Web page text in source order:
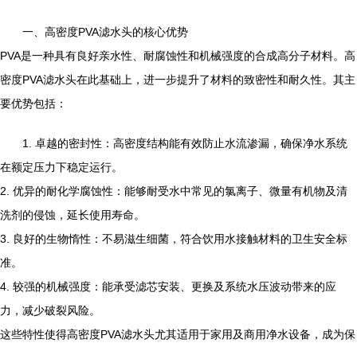
一、高密度PVA滤水头的核心优势
PVA是一种具有良好亲水性、耐腐蚀性和机械强度的合成高分子材料。高
密度PVA滤水头在此基础上，进一步提升了材料的致密性和耐久性。其主
要优势包括：
1. 卓越的密封性：高密度结构能有效防止水流渗漏，确保净水系统
在额定压力下稳定运行。
2. 优异的耐化学腐蚀性：能够耐受水中常见的氯离子、微量有机物及清
洗剂的侵蚀，延长使用寿命。
3. 良好的生物惰性：不易滋生细菌，符合饮用水接触材料的卫生安全标
准。
4. 较强的机械强度：能承受滤芯安装、更换及系统水压波动带来的应
力，减少破裂风险。
这些特性使得高密度PVA滤水头尤其适用于家用及商用净水设备，成为保